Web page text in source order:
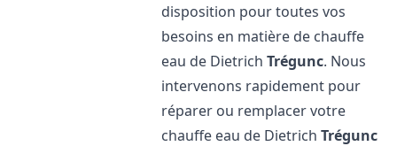
disposition pour toutes vos
besoins en matière de chauffe
eau de DietrichTrégunc. Nous
intervenons rapidement pour
réparer ou remplacer votre
chauffe eau de DietrichTrégunc